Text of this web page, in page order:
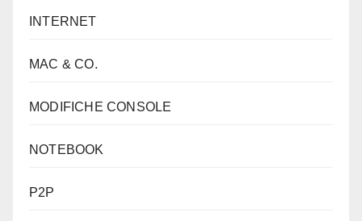
INTERNET
MAC & CO.
MODIFICHE CONSOLE
NOTEBOOK
P2P